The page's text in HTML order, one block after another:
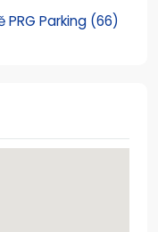
Parking (66)